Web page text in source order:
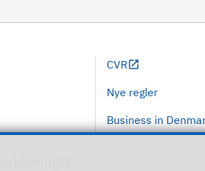
CVR
Nye regler
Business in